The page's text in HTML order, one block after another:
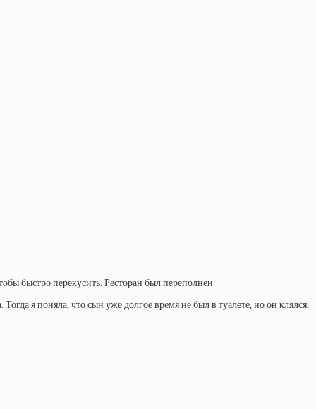
быстро перекусить. Ресторан был переполнен.
я поняла, что сын уже долгое время не был в туалете, но он клялся,